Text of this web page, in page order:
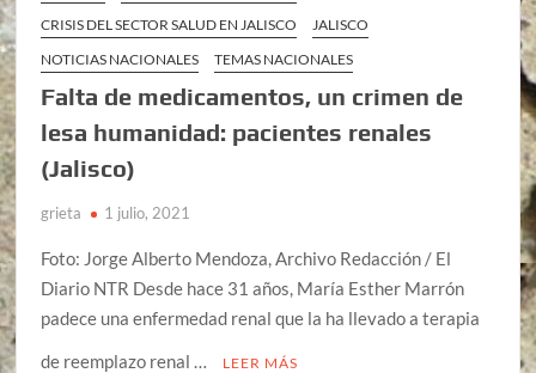
CRISIS DEL SECTOR SALUD EN JALISCO
JALISCO
NOTICIAS NACIONALES
TEMAS NACIONALES
Falta de medicamentos, un crimen de
lesa humanidad: pacientes renales
(Jalisco)
grieta 1 julio, 2021
Foto: Jorge Alberto Mendoza, Archivo Redacción / El
Diario NTR Desde hace 31 años, María Esther Marrón
padece una enfermedad renal que la ha llevado a terapia
de reemplazo renal …
LEER MÁS